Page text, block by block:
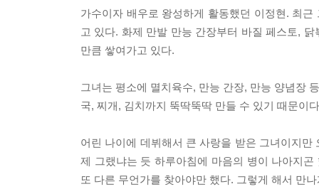
가수이자 배우로 왕성하게 활동했던 이정현. 최
고 있다. 화제 만발 만능 간장부터 바질 페스토,
만큼 쌓여가고 있다.
그녀는 평소에 멸치육수, 만능 간장, 만능 양념장
국, 찌개, 김치까지 뚝딱뚝딱 만들 수 있기 때문이
어린 나이에 데뷔해서 큰 사랑을 받은 그녀이지
제 그랬냐는 듯 하루아침에 마음의 병이 나아지
또 다른 무언가를 찾아야만 했다. 그렇게 해서 만